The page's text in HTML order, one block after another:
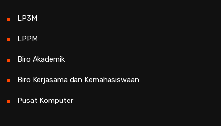
LP3M
LPPM
Biro Akademik
Biro Kerjasama dan Kemahasiswaan
Pusat Komputer